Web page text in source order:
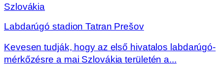
Szlovákia
Labdarúgó stadion Tatran Prešov
Kevesen tudják, hogy az első hivatalos labdarúgó-
mérkőzésre a mai Szlovákia területén a...